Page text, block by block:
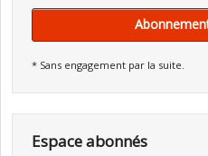
* Sans engagement par la suite.
Espace abonnés